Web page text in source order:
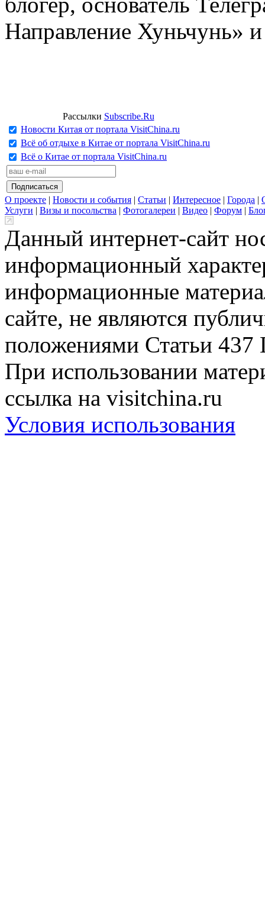
Направление Хуньчунь»
Рассылки Subscribe.Ru
Новости Китая от портала VisitChina.ru
Всё об отдыхе в Китае от портала VisitChina.ru
Всё о Китае от портала VisitChina.ru
О проекте | Новости и события | Статьи | Интересное | Города |
Услуги | Визы и посольства | Фотогалереи | Видео | Форум |
Данный интернет-сайт
информационный
информационные
сайте, не являются
положениями Статьи 437
При использовании
ссылка на visitchina.ru
Условия использования